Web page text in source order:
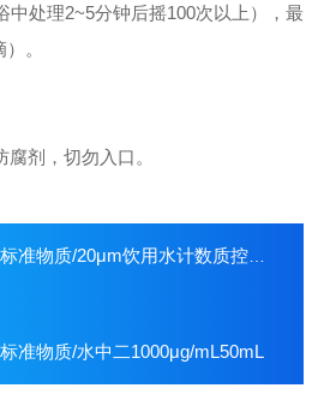
中处理2~5分钟后摇100次以上），最
）。
剂，切勿入口。
物质/20μm饮用水计数质控标准品
准物质/水中二1000μg/mL50mL